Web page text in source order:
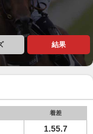
結果
着差
1.55.7